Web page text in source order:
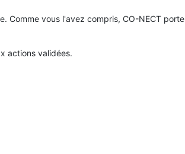
Comme vous l'avez compris, CO-NECT porte
actions validées.